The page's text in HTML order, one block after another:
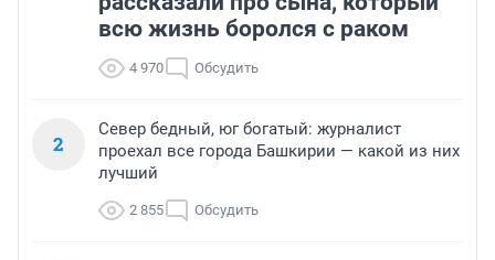
всю жизнь боролся с раком
4 970 Обсудить
2
Север бедный, юг богатый: журналист
проехал все города Башкирии — какой из них
лучший
2 855 Обсудить